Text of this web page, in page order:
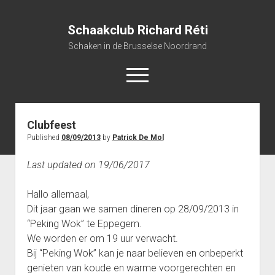
Schaakclub Richard Réti
Schaken in de Brusselse Noordrand
open
menu
Clubkampioenschap 2025-2026
Reglement clubkampioenschap 2025-2026
Inhaalavonden 2025-2026
Gratis Blitz-avonden 2025-2026
open
dropdown
12/09/2025
12/12/2025
Gratis Rapid tornooi 2025-2026
Interclub 2025-2026
FIDE Blitz tornooi 2025-2026: 3rd The Meaning of Chess
Wie was Reti?
Gegevens leden
Archieven
dropdown
menu
Competities 2024-2025
dropdown
menu
Clubkampioenschap 2024-2025
open
Competities 2023-2024
open
Clubfeest
Published 08/09/2013by Patrick De Mol
Last updated on 19/06/2017
Hallo allemaal,
Dit jaar gaan we samen dineren op 28/09/2013 in
“Peking Wok” te Eppegem.
We worden er om 19 uur verwacht.
Bij “Peking Wok” kan je naar believen en onbeperkt
genieten van koude en warme voorgerechten en